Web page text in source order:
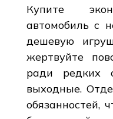
Купите
автомобиль с
дешевую
жертвуйте
ради редких
выходные.
обязанностей,